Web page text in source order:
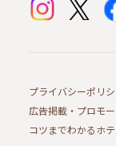
プライバシーポリ
広告掲載・プロモ
コツまでわかるホ